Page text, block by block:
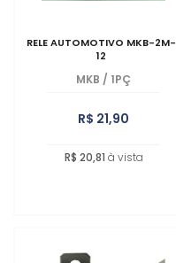
RELE AUTOMOTIVO MKB-2M-
12
MKB / 1PÇ
R$ 21,90
R$ 20,81 à vista